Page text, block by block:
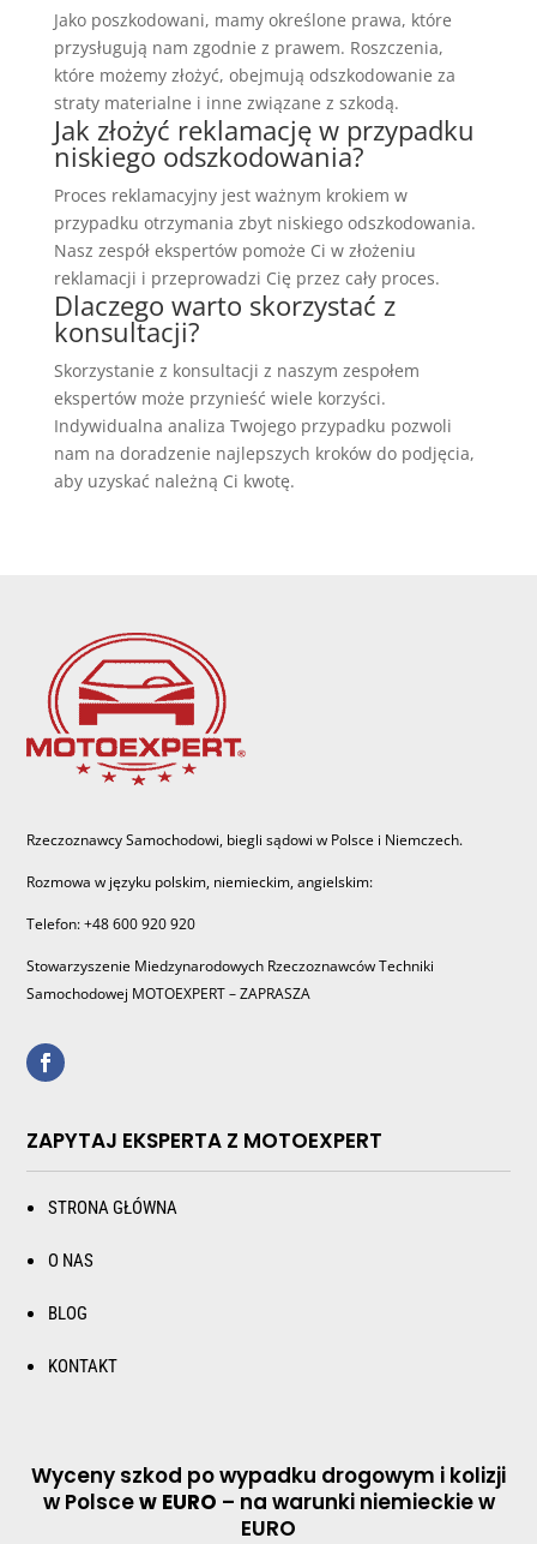
Jako poszkodowani, mamy określone prawa, które
przysługują nam zgodnie z prawem. Roszczenia,
które możemy złożyć, obejmują odszkodowanie za
straty materialne i inne związane z szkodą.
Jak złożyć reklamację w przypadku
niskiego odszkodowania?
Proces reklamacyjny jest ważnym krokiem w
przypadku otrzymania zbyt niskiego odszkodowania.
Nasz zespół ekspertów pomoże Ci w złożeniu
reklamacji i przeprowadzi Cię przez cały proces.
Dlaczego warto skorzystać z
konsultacji?
Skorzystanie z konsultacji z naszym zespołem
ekspertów może przynieść wiele korzyści.
Indywidualna analiza Twojego przypadku pozwoli
nam na doradzenie najlepszych kroków do podjęcia,
aby uzyskać należną Ci kwotę.
Rzeczoznawcy Samochodowi, biegli sądowi w Polsce i Niemczech.
Rozmowa w języku polskim, niemieckim, angielskim:
Telefon: +48 600 920 920
Stowarzyszenie Miedzynarodowych Rzeczoznawców Techniki
Samochodowej MOTOEXPERT – ZAPRASZA
ZAPYTAJ EKSPERTA Z MOTOEXPERT
STRONA GŁÓWNA
O NAS
BLOG
KONTAKT
Wyceny szkod po wypadku drogowym i kolizji
w Polscew EURO – na warunki niemieckie w
EURO